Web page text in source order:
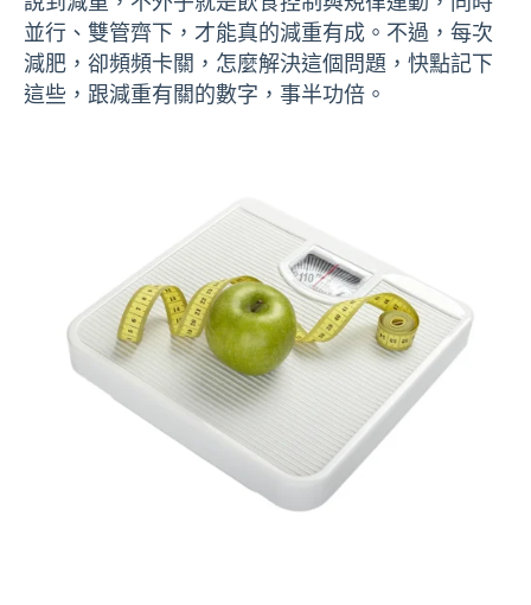
並行、雙管齊下，才能真的減重有成。不過，每次
減肥，卻頻頻卡關，怎麼解決這個問題，快點記下
這些，跟減重有關的數字，事半功倍。